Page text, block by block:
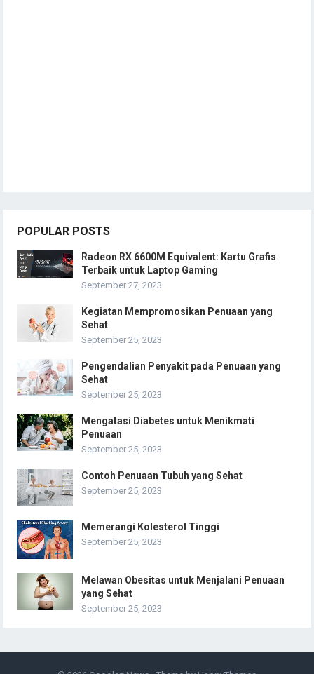
POPULAR POSTS
Radeon RX 6600M Equivalent: Kartu Grafis
Terbaik untuk Laptop Gaming
September 27, 2023
Kegiatan Mempromosikan Penuaan yang
Sehat
September 25, 2023
Pengendalian Penyakit pada Penuaan yang
Sehat
September 25, 2023
Mengatasi Diabetes untuk Menikmati
Penuaan
September 25, 2023
Contoh Penuaan Tubuh yang Sehat
September 25, 2023
Memerangi Kolesterol Tinggi
September 25, 2023
Melawan Obesitas untuk Menjalani Penuaan
yang Sehat
September 25, 2023